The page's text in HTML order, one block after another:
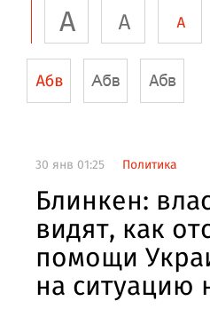
30 янв 01:25 Политика
Блинкен:
видят, как
помощи
на ситуацию